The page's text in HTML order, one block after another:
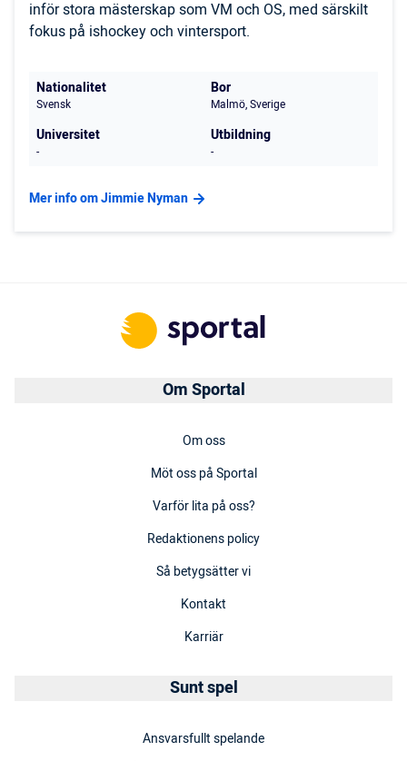
inför stora mästerskap som VM och OS, med särskilt
fokus på ishockey och vintersport.
Nationalitet
Svensk
Bor
Malmö, Sverige
Universitet
-
Utbildning
-
Mer info om Jimmie Nyman
Om Sportal
Om oss
Möt oss på Sportal
Varför lita på oss?
Redaktionens policy
Så betygsätter vi
Kontakt
Karriär
Sunt spel
Ansvarsfullt spelande